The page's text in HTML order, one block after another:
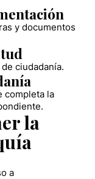
y documentos
ciudadanía.
completa la
la
a